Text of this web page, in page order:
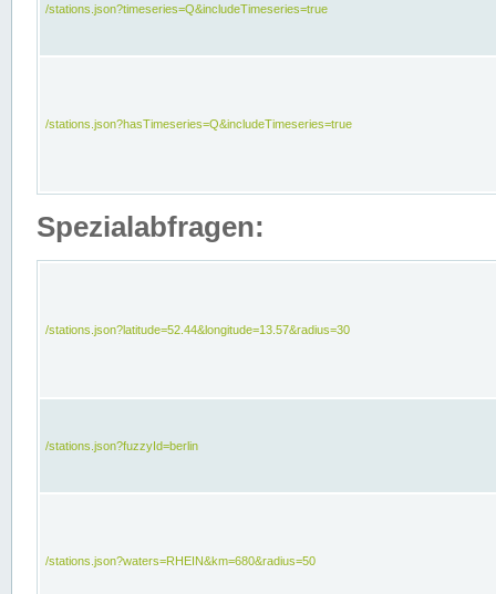
/stations.json?timeseries=Q&includeTimeseries=true
/stations.json?hasTimeseries=Q&includeTimeseries=true
Spezialabfragen:
/stations.json?latitude=52.44&longitude=13.57&radius=30
/stations.json?fuzzyId=berlin
/stations.json?waters=RHEIN&km=680&radius=50